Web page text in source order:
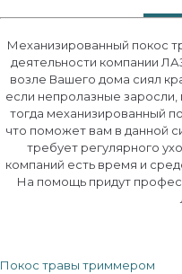
Механизированный покос
деятельности компании
возле Вашего дома сиял
если непролазные
тогда механизированный
что поможет вам в данной
требует регулярного
компаний есть время и
На помощь придут
Покос травы триммером